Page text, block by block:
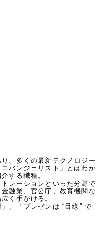
、多くの最新テクノロジー
バンジェリスト」とはわか
する職種。
レーションといった分野で
融業、官公庁、教育機関な
く手がける。
、「プレゼンは “目線” で